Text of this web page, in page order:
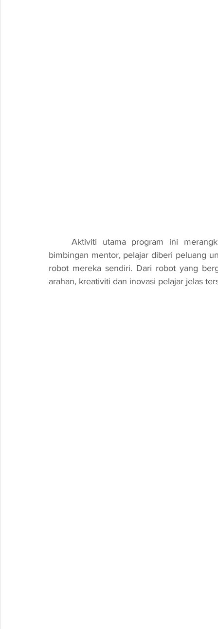
bimbingan mentor, pelajar diberi peluang
robot mereka sendiri. Dari robot yang
arahan, kreativiti dan inovasi pelajar jelas